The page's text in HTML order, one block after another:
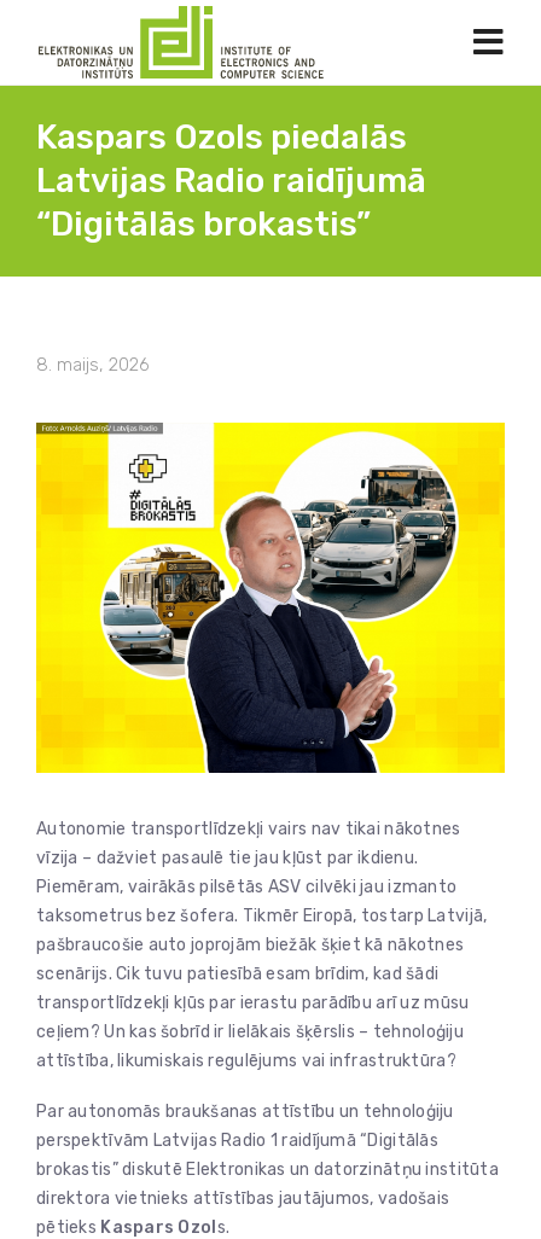
Kaspars Ozols piedalās
Latvijas Radio raidījumā
“Digitālās brokastis”
8. maijs, 2026
Autonomie transportlīdzekļi vairs nav tikai nākotnes
vīzija – dažviet pasaulē tie jau kļūst par ikdienu.
Piemēram, vairākās pilsētās ASV cilvēki jau izmanto
taksometrus bez šofera. Tikmēr Eiropā, tostarp Latvijā,
pašbraucošie auto joprojām biežāk šķiet kā nākotnes
scenārijs. Cik tuvu patiesībā esam brīdim, kad šādi
transportlīdzekļi kļūs par ierastu parādību arī uz mūsu
ceļiem? Un kas šobrīd ir lielākais šķērslis – tehnoloģiju
attīstība, likumiskais regulējums vai infrastruktūra?
Par autonomās braukšanas attīstību un tehnoloģiju
perspektīvām Latvijas Radio 1 raidījumā “Digitālās
brokastis” diskutē Elektronikas un datorzinātņu institūta
direktora vietnieks attīstības jautājumos, vadošais
pētieks Kaspars Ozol s.